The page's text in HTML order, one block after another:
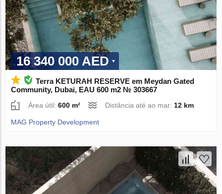
16 340 000 AED
Terra KETURAH RESERVE em Meydan Gated
Community, Dubai, EAU 600 m2 № 303667
Área útil:600 m² Distância até ao mar: 12 km
MAG Property Development